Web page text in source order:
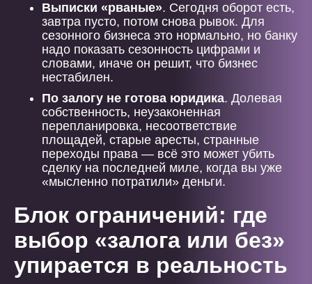
Выписки «рваные». Сегодня оборот есть,
завтра пусто, потом снова рывок. Для
сезонного бизнеса это нормально, но банку
надо показать сезонность цифрами и
словами, иначе он решит, что бизнес
нестабилен.
По залогу не готова юридика. Долевая
собственность, неузаконенная
перепланировка, несоответствие
площадей, старые аресты, странные
переходы права — всё это может убить
сделку на последней миле, когда вы уже
«мысленно потратили» деньги.
Блок ограничений: где
выбор «залога или без»
упирается в реальность